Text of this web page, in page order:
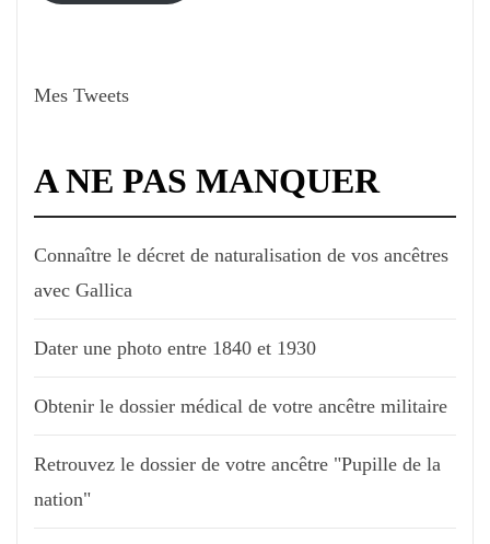
Mes Tweets
A NE PAS MANQUER
Connaître le décret de naturalisation de vos ancêtres
avec Gallica
Dater une photo entre 1840 et 1930
Obtenir le dossier médical de votre ancêtre militaire
Retrouvez le dossier de votre ancêtre "Pupille de la
nation"